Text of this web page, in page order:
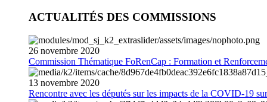
ACTUALITÉS DES COMMISSIONS
26 novembre 2020
Commission Thématique FoRenCap : Formation et
13 novembre 2020
Rencontre avec les députés sur les impacts de la COVID-19